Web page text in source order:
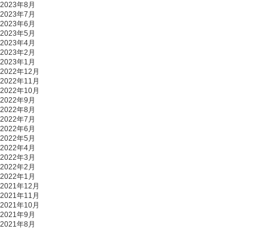
2023年8月
2023年7月
2023年6月
2023年5月
2023年4月
2023年2月
2023年1月
2022年12月
2022年11月
2022年10月
2022年9月
2022年8月
2022年7月
2022年6月
2022年5月
2022年4月
2022年3月
2022年2月
2022年1月
2021年12月
2021年11月
2021年10月
2021年9月
2021年8月